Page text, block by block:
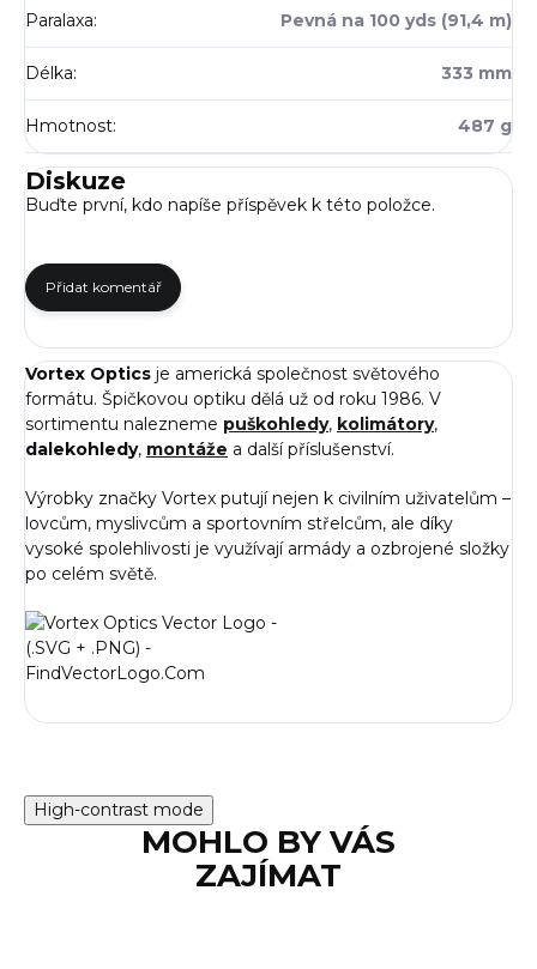
Paralaxa: Pevná na 100 yds (91,4 m)
Délka: 333 mm
Hmotnost: 487 g
Diskuze
Buďte první, kdo napíše příspěvek k této položce.
Přidat komentář
Vortex Optics je americká společnost světového
formátu. Špičkovou optiku dělá už od roku 1986. V
sortimentu nalezneme puškohledy, kolimátory,
dalekohledy, montáže a další příslušenství.
Výrobky značky Vortex putují nejen k civilním uživatelům –
lovcům, myslivcům a sportovním střelcům, ale díky
vysoké spolehlivosti je využívají armády a ozbrojené složky
po celém světě.
High-contrast mode
MOHLO BY VÁS
ZAJÍMAT